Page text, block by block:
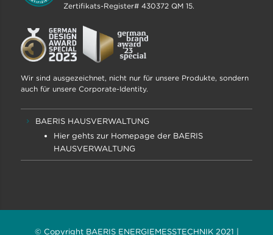
Zertifikats-Register# 430372 QM 15.
Wir sind ausgezeichnet, nicht nur für unsere Produkte, sondern
auch für unsere Corporate-Identity.
BAERIS HAUSVERWALTUNG
Hier gehts zur Homepage der BAERIS
HAUSVERWALTUNG
© Copyright BAERIS ENERGIEMESSTECHNIK 2021 |